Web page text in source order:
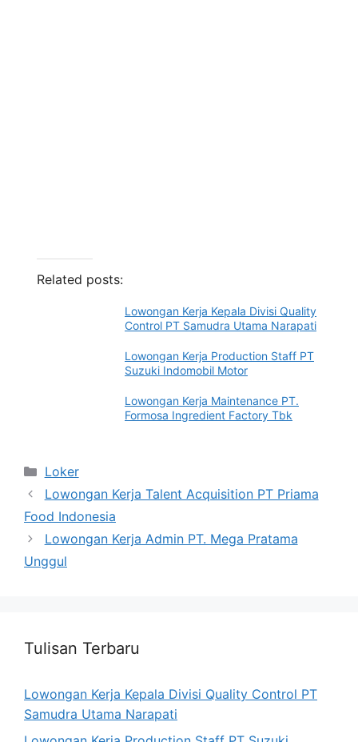
Related posts:
Lowongan Kerja Kepala Divisi Quality
Control PT Samudra Utama Narapati
Lowongan Kerja Production Staff PT
Suzuki Indomobil Motor
Lowongan Kerja Maintenance PT.
Formosa Ingredient Factory Tbk
Categories
Loker
Lowongan Kerja Talent Acquisition PT Priama
Food Indonesia
Lowongan Kerja Admin PT. Mega Pratama
Unggul
Tulisan Terbaru
Lowongan Kerja Kepala Divisi Quality Control PT
Samudra Utama Narapati